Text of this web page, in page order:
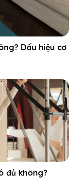
Dấu hiệu cơ
đủ không?